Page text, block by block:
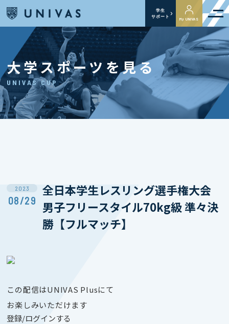
学生
サポート
My UNIVAS
大学スポーツを見る
UNIVAS CUP
2023
08/29
全日本学生レスリング選手権大会
男子フリースタイル70kg級 準々決
勝【フルマッチ】
この配信はUNIVAS Plusにて
お楽しみいただけます
登録/ログインする